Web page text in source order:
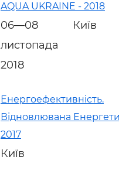
AQUA UKRAINE - 2018
06—08
листопада
2018
Київ
Енергоефективність.
Відновлювана
2017
Київ